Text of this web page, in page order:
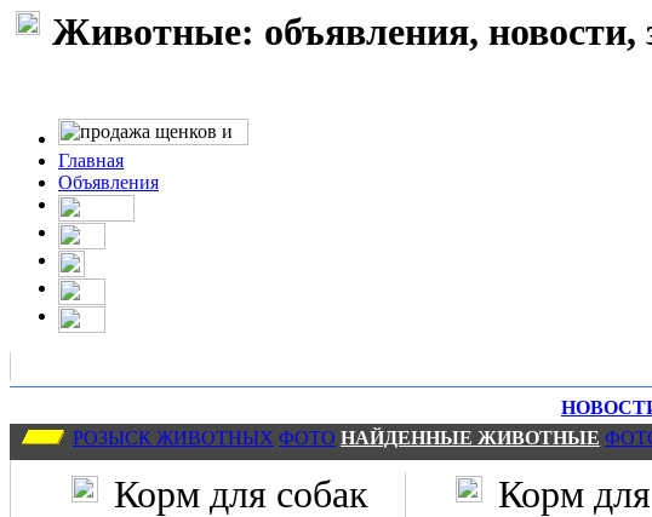
Животные: объявления, новости,
Главная
Объявления
РОЗЫСК ЖИВОТНЫХ ФОТО НАЙДЕННЫЕ ЖИВОТНЫЕ
Корм для собак Корм